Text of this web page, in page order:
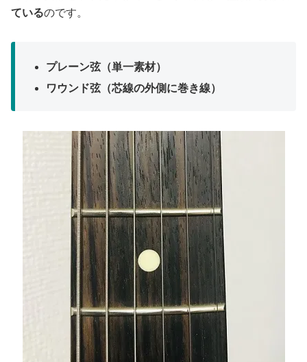
ているのです。
プレーン弦（単一素材）
ワウンド弦（芯線の外側に巻き線）